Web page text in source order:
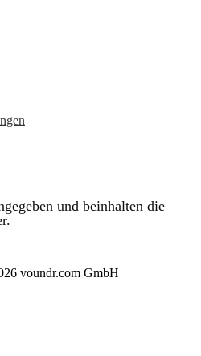
und beinhalten die
voundr.com GmbH